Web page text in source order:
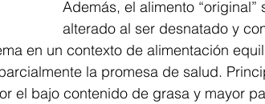
Además, el alimento “original”
alterado al ser desnatado y
en un contexto de alimentación
la promesa de salud.
el bajo contenido de grasa y mayor